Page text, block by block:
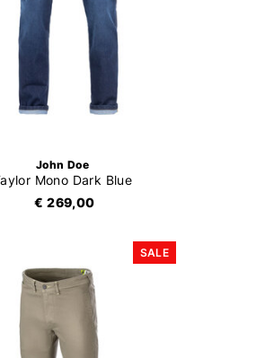
John Doe
Mono Dark Blue
€ 269,00
SALE